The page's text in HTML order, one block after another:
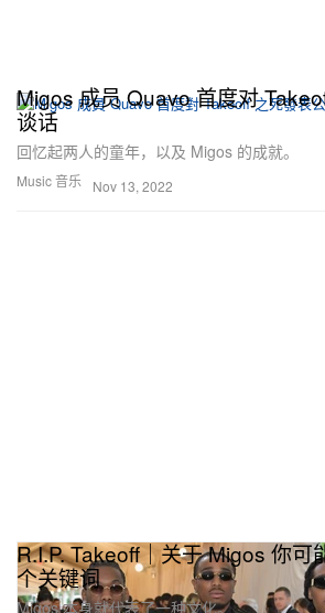
Music 音乐
Migos 成员 Quavo 首度对
谈话
回忆起两人的童年，以及 Migos 的成就。
Nov 13, 2022
R.I.P. Takeoff｜关于 Migos 你可
个关键词
Migos 本身就代表了一种文化。